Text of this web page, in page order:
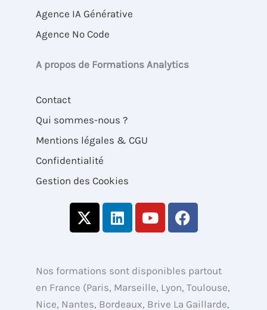
Agence IA Générative
Agence No Code
A propos de Formations Analytics
Contact
Qui sommes-nous ?
Mentions légales & CGU
Confidentialité
Gestion des Cookies
X
-
i
t
t
L
i
e
d
i
Y
o
u
b
e
F
a
b
o
o
Nos formations sont disponibles partout
en France (Paris, Marseille, Lyon, Toulouse,
Nice, Nantes, Bordeaux, Brive La Gaillarde,